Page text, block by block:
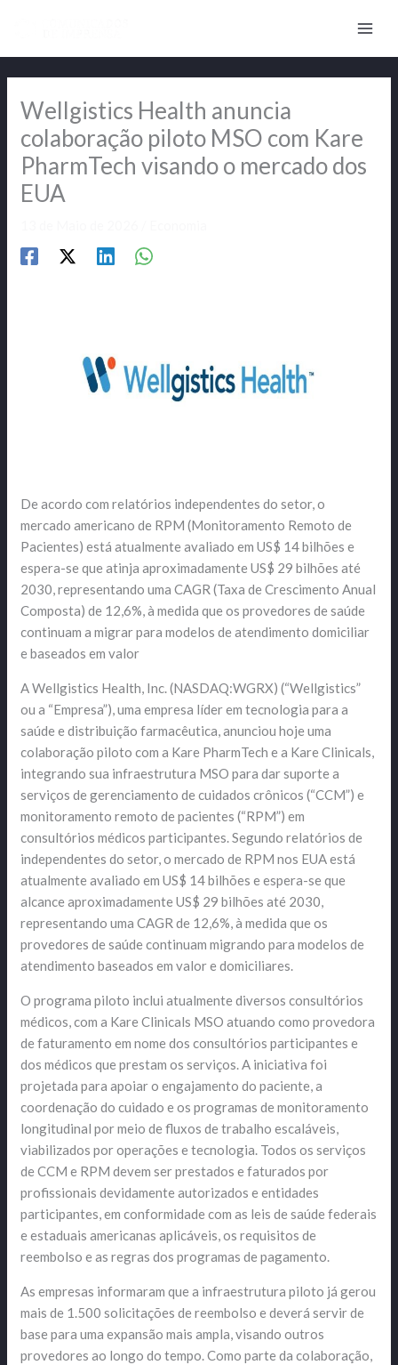
Wellgistics Health anuncia
colaboração piloto MSO com Kare
PharmTech visando o mercado dos
EUA
De acordo com relatórios independentes do setor, o
mercado americano de RPM (Monitoramento Remoto de
Pacientes) está atualmente avaliado em US$ 14 bilhões e
espera-se que atinja aproximadamente US$ 29 bilhões até
2030, representando uma CAGR (Taxa de Crescimento Anual
Composta) de 12,6%, à medida que os provedores de saúde
continuam a migrar para modelos de atendimento domiciliar
e baseados em valor
A Wellgistics Health, Inc. (NASDAQ:WGRX) (“Wellgistics”
ou a “Empresa”), uma empresa líder em tecnologia para a
saúde e distribuição farmacêutica, anunciou hoje uma
colaboração piloto com a Kare PharmTech e a Kare Clinicals,
integrando sua infraestrutura MSO para dar suporte a
serviços de gerenciamento de cuidados crônicos (“CCM”) e
monitoramento remoto de pacientes (“RPM”) em
consultórios médicos participantes. Segundo relatórios de
independentes do setor, o mercado de RPM nos EUA está
atualmente avaliado em US$ 14 bilhões e espera-se que
alcance aproximadamente US$ 29 bilhões até 2030,
representando uma CAGR de 12,6%, à medida que os
provedores de saúde continuam migrando para modelos de
atendimento baseados em valor e domiciliares.
O programa piloto inclui atualmente diversos consultórios
médicos, com a Kare Clinicals MSO atuando como provedora
de faturamento em nome dos consultórios participantes e
dos médicos que prestam os serviços. A iniciativa foi
projetada para apoiar o engajamento do paciente, a
coordenação do cuidado e os programas de monitoramento
longitudinal por meio de fluxos de trabalho escaláveis,
viabilizados por operações e tecnologia. Todos os serviços
de CCM e RPM devem ser prestados e faturados por
profissionais devidamente autorizados e entidades
participantes, em conformidade com as leis de saúde federais
e estaduais americanas aplicáveis, os requisitos de
reembolso e as regras dos programas de pagamento.
As empresas informaram que a infraestrutura piloto já gerou
mais de 1.500 solicitações de reembolso e deverá servir de
base para uma expansão mais ampla, visando outros
provedores ao longo do tempo. Como parte da colaboração,